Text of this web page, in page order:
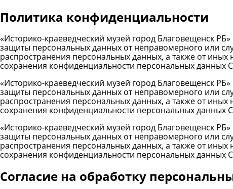
Политика конфиденциальности
«Историко-краеведческий музей город Благовещенск
защиты персональных данных от неправомерного или
распространения персональных данных, а также от
сохранения конфиденциальности персональных данных
«Историко-краеведческий музей город Благовещенск
защиты персональных данных от неправомерного или
распространения персональных данных, а также от
сохранения конфиденциальности персональных данных
«Историко-краеведческий музей город Благовещенск
защиты персональных данных от неправомерного или
распространения персональных данных, а также от
сохранения конфиденциальности персональных данных
Cогласие на обработку